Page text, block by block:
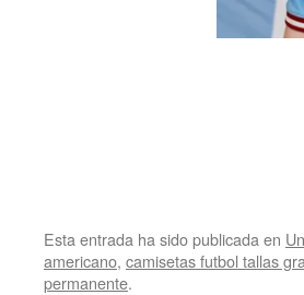
Esta entrada ha sido publicada en
americano, camisetas futbol tallas
permanente.